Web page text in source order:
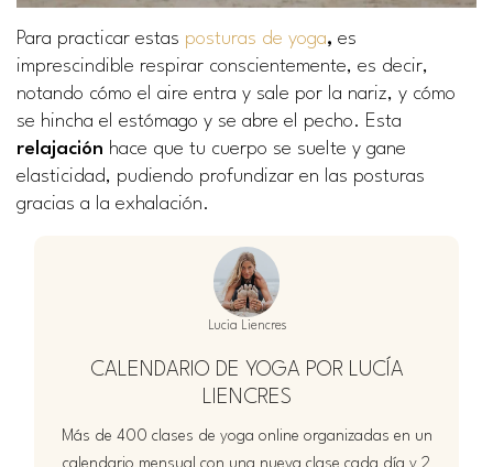
Para practicar estas posturas de yoga, es
imprescindible respirar conscientemente, es decir,
notando cómo el aire entra y sale por la nariz, y cómo
se hincha el estómago y se abre el pecho. Esta
relajación hace que tu cuerpo se suelte y gane
elasticidad, pudiendo profundizar en las posturas
gracias a la exhalación.
Lucia Liencres
CALENDARIO DE YOGA POR LUCÍA
LIENCRES
Más de 400 clases de yoga online organizadas en un